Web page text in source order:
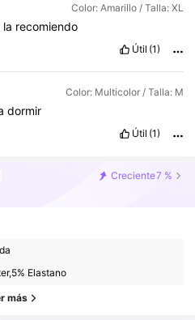
Color: Amarillo / Talla: XL
la recomiendo
Útil (1)
Color: Multicolor / Talla: M
dormir
Útil (1)
Creciente7 %
Elastano
más